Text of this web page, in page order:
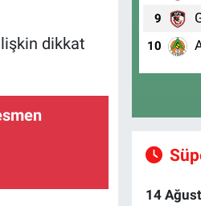
dikkat
9
10
14